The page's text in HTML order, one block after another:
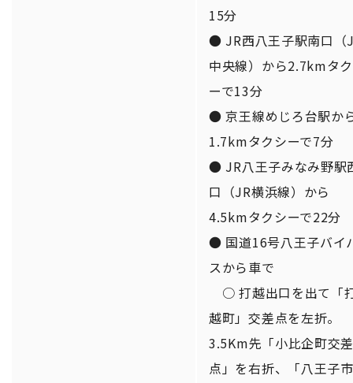
15分
● JR西八王子駅南口（
中央線）から2.7kmタ
ーで13分
● 京王線めじろ台駅か
1.7kmタクシーで7分
● JR八王子みなみ野駅
口（JR横浜線）から
4.5kmタクシーで22分
● 国道16号八王子バイ
スから車で
○ 打越出口を出て「
越町」交差点を左折。
3.5Km先「小比企町交
点」を右折、「八王子